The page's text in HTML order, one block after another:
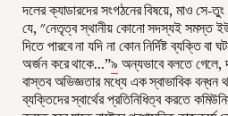
দলের ক্যাডারদের সংগঠনের বিষয়ে, মাও সে-
যে, "নেতৃত্ব স্থানীয় কোনো সদস্যই সমস্ত
দিতে পারবে না যদি না কোন নির্দিষ্ট ব্যক্তি বা
অর্জন করে থাকে...”৯ অন্যভাবে বলতে গেলে,
বাস্তব অভিজ্ঞতার মধ্যে এক স্বাভাবিক বন্ধন
ব্যক্তিদের স্বার্থের প্রতিনিধিত্ব করতে